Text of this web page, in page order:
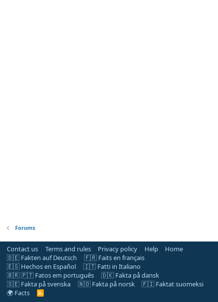
Forums
Contact us Terms and rules Privacy policy Help
Home
🇩🇪 Fakten auf Deutsch
🇫🇷 Faits en français
🇪🇸 Hechos en Español
🇮🇹 Fatti in Italiano
🇧🇷 🇵🇹 Fatos em português
🇩🇰 Fakta på dansk
🇸🇪 Fakta på svenska
🇳🇴 Fakta på norsk
🇫🇮 Faktat suomeksi
🌍 Facts
R